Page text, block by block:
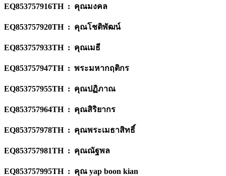
EQ853757916TH : คุณมงคล
EQ853757920TH : คุณโชติพัฒน์
EQ853757933TH : คุณเมธี
EQ853757947TH : พระมหากฤติกร
EQ853757955TH : คุณปฏิภาณ
EQ853757964TH : คุณสิริยากร
EQ853757978TH : คุณพระเมธาสิทธิ์
EQ853757981TH : คุณณัฐพล
EQ853757995TH : คุณ yap boon kian